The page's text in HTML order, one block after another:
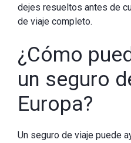
dejes resueltos antes de
de viaje completo.
¿Cómo
un seguro
Europa?
Un seguro de viaje puede